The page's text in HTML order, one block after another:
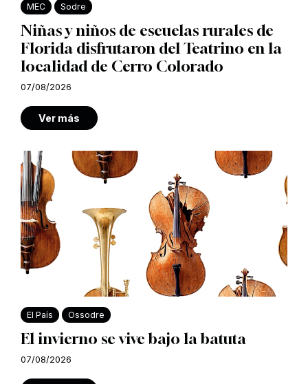
MEC Sodre
Niñas y niños de escuelas rurales de
Florida disfrutaron del Teatrino en la
localidad de Cerro Colorado
07/08/2026
Ver más
El País Ossodre
El invierno se vive bajo la batuta
07/08/2026